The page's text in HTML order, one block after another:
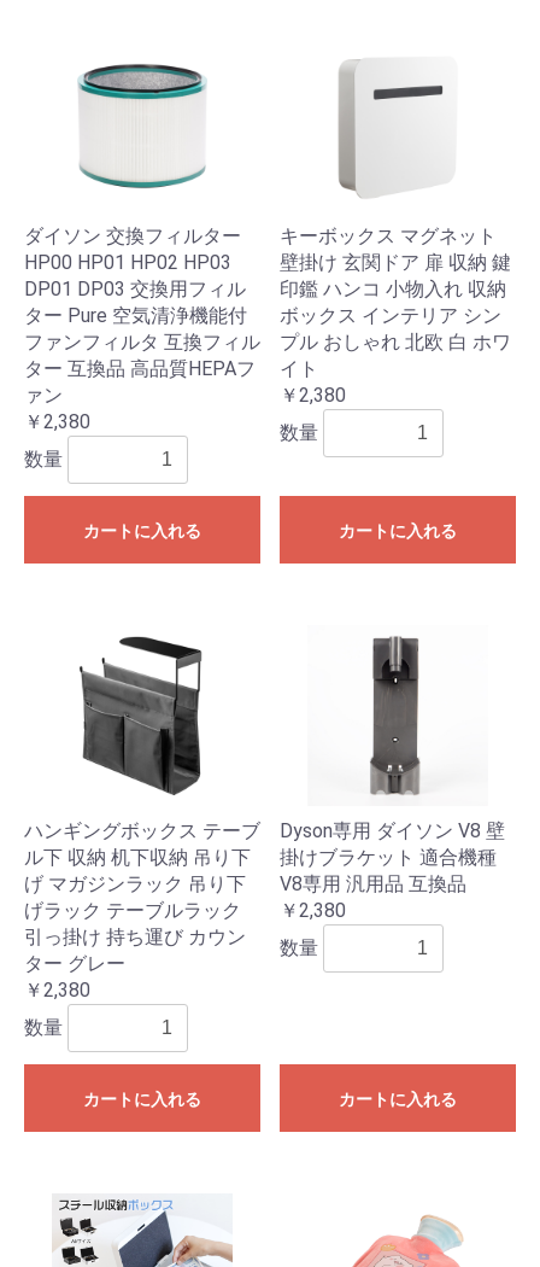
ダイソン 交換フィルター
HP00 HP01 HP02 HP03
DP01 DP03 交換用フィル
ター Pure 空気清浄機能付
ファンフィルタ 互換フィル
ター 互換品 高品質HEPAフ
ァン
￥2,380
数量
カートに入れる
キーボックス マグネット
壁掛け 玄関ドア 扉 収納 鍵
印鑑 ハンコ 小物入れ 収納
ボックス インテリア シン
プル おしゃれ 北欧 白 ホワ
イト
￥2,380
数量
カートに入れる
ハンギングボックス テーブ
ル下 収納 机下収納 吊り下
げ マガジンラック 吊り下
げラック テーブルラック
引っ掛け 持ち運び カウン
ター グレー
￥2,380
数量
カートに入れる
Dyson専用 ダイソン V8 壁
掛けブラケット 適合機種
V8専用 汎用品 互換品
￥2,380
数量
カートに入れる